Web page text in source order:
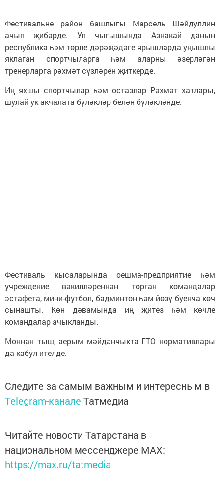
Фестивальне район башлыгы Марсель Шәйдуллин
ачып җибәрде. Ул чыгышында Азнакай данын
республика һәм төрле дәрәҗәдәге ярышларда уңышлы
яклаган спортчыларга һәм аларны әзерләгән
тренерларга рәхмәт сүзләрен җиткерде.
Иң яхшы спортчылар һәм остазлар Рәхмәт хатлары,
шулай ук акчалата бүләкләр белән бүләкләнде.
Фестиваль кысаларында оешма-предприятие һәм
учреждение вәкилләреннән торган командалар
эстафета, мини-футбол, бадминтон һәм йөзү буенча көч
сынашты. Көн дәвамында иң җитез һәм көчле
командалар ачыкланды.
Моннан тыш, аерым мәйданчыкта ГТО нормативлары
да кабул ителде.
Следите за самым важным и интересным в
Telegram-канале Татмедиа
Читайте новости Татарстана в
национальном мессенджере MАХ:
https://max.ru/tatmedia